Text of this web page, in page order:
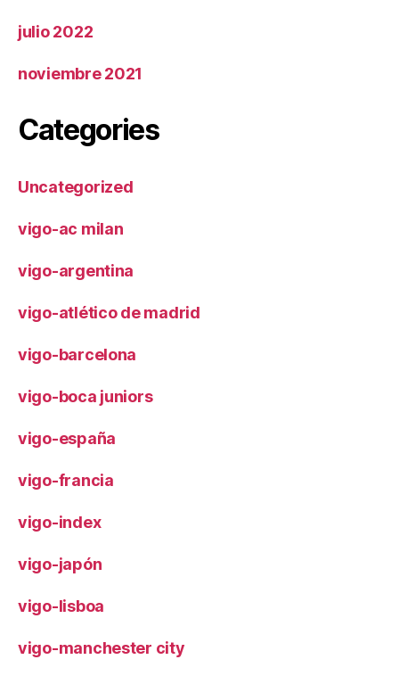
julio 2022
noviembre 2021
Categories
Uncategorized
vigo-ac milan
vigo-argentina
vigo-atlético de madrid
vigo-barcelona
vigo-boca juniors
vigo-españa
vigo-francia
vigo-index
vigo-japón
vigo-lisboa
vigo-manchester city